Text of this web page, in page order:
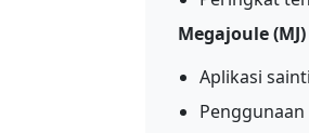
Megajoule (MJ)
Aplikasi